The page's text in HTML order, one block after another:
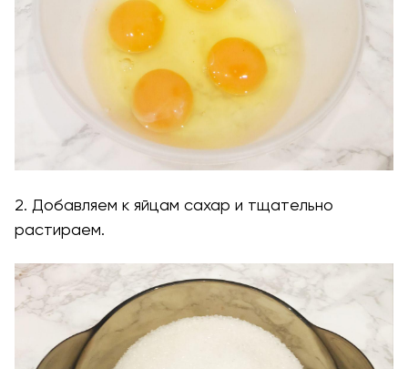
2. Добавляем к яйцам сахар и тщательно
растираем.